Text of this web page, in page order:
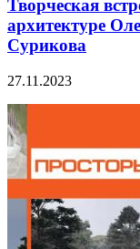
Творческая
архитектуре
Сурикова
27.11.2023